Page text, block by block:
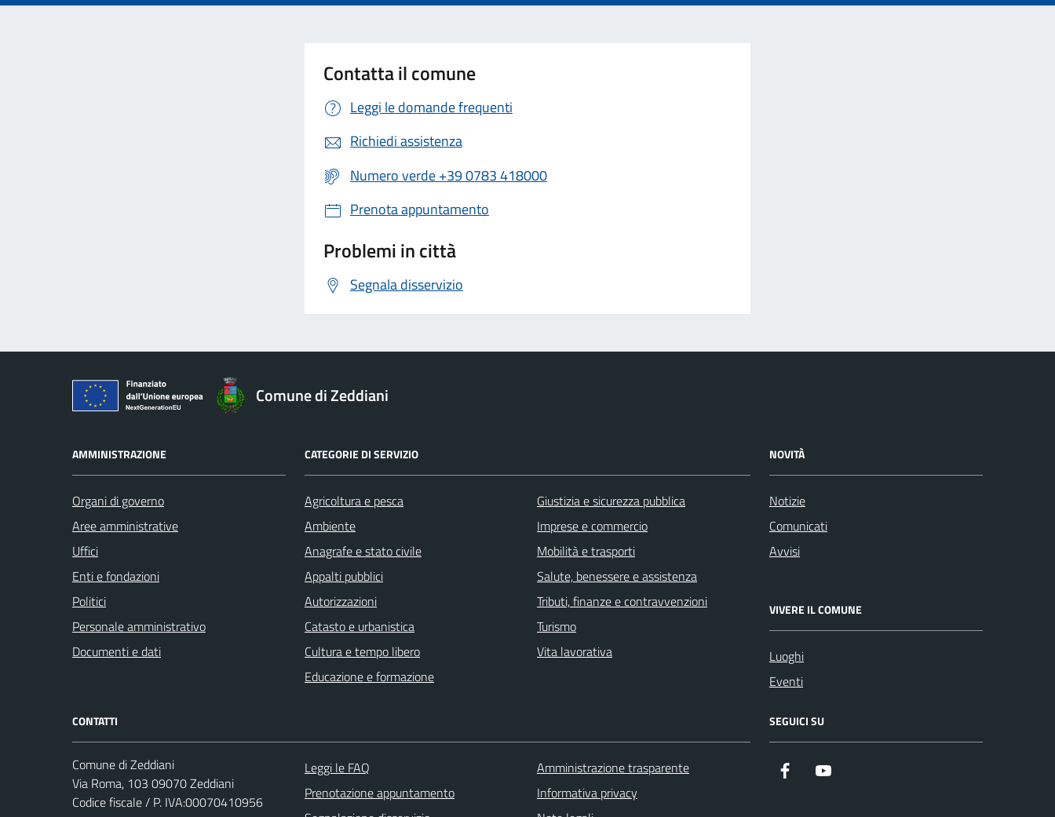
Contatta il comune
Leggi le domande frequenti
Richiedi assistenza
Numero verde +39 0783 418000
Prenota appuntamento
Problemi in città
Segnala disservizio
Comune di Zeddiani
AMMINISTRAZIONE
Organi di governo
Aree amministrative
Uffici
Enti e fondazioni
Politici
Personale amministrativo
Documenti e dati
CATEGORIE DI SERVIZIO
Agricoltura e pesca
Ambiente
Anagrafe e stato civile
Appalti pubblici
Autorizzazioni
Catasto e urbanistica
Cultura e tempo libero
Educazione e formazione
Giustizia e sicurezza pubblica
Imprese e commercio
Mobilità e trasporti
Salute, benessere e assistenza
Tributi, finanze e contravvenzioni
Turismo
Vita lavorativa
NOVITÀ
Notizie
Comunicati
Avvisi
VIVERE IL COMUNE
Luoghi
Eventi
CONTATTI
Comune di Zeddiani
Via Roma, 103 09070 Zeddiani
Codice fiscale / P. IVA:00070410956
Leggi le FAQ
Prenotazione appuntamento
Amministrazione trasparente
Informativa privacy
SEGUICI SU
Facebook